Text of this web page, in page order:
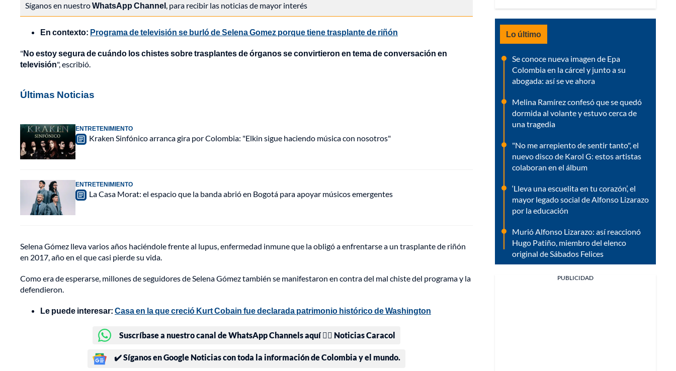
Síganos en nuestroWhatsApp Channel, para recibir las noticias de mayor interés
En contexto: Programa de televisión se burló de Selena Gomez porque tiene trasplante de riñón
"No estoy segura de cuándo los chistes sobre trasplantes de órganos se convirtieron en tema de conversación en
televisión", escribió.
Últimas Noticias
ENTRETENIMIENTO
Kraken Sinfónico arranca gira por Colombia: "Elkin sigue haciendo música con nosotros"
ENTRETENIMIENTO
La Casa Morat: el espacio que la banda abrió en Bogotá para apoyar músicos emergentes
Selena Gómez lleva varios años haciéndole frente al lupus, enfermedad inmune que la obligó a enfrentarse a un trasplante de riñón
en 2017, año en el que casi pierde su vida.
Como era de esperarse, millones de seguidores de Selena Gómez también se manifestaron en contra del mal chiste del programa y la
defendieron.
Le puede interesar: Casa en la que creció Kurt Cobain fue declarada patrimonio histórico de Washington
Suscríbase a nuestro canal de WhatsApp Channels aquí 👉🏻 Noticias Caracol
✔️ Síganos en Google Noticias con toda la información de Colombia y el mundo.
Lo último
Se conoce nueva imagen de Epa
Colombia en la cárcel y junto a su
abogada: así se ve ahora
Melina Ramírez confesó que se quedó
dormida al volante y estuvo cerca de
una tragedia
"No me arrepiento de sentir tanto", el
nuevo disco de Karol G: estos artistas
colaboran en el álbum
‘Lleva una escuelita en tu corazón’, el
mayor legado social de Alfonso Lizarazo
por la educación
Murió Alfonso Lizarazo: así reaccionó
Hugo Patiño, miembro del elenco
original de Sábados Felices
PUBLICIDAD